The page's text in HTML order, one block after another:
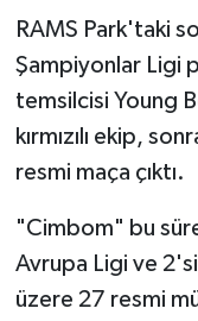
RAMS Park'taki
Şampiyonlar Ligi
temsilcisi Young
kırmızılı ekip,
resmi maça çıktı.
"Cimbom" bu
Avrupa Ligi ve
üzere 27 resmi